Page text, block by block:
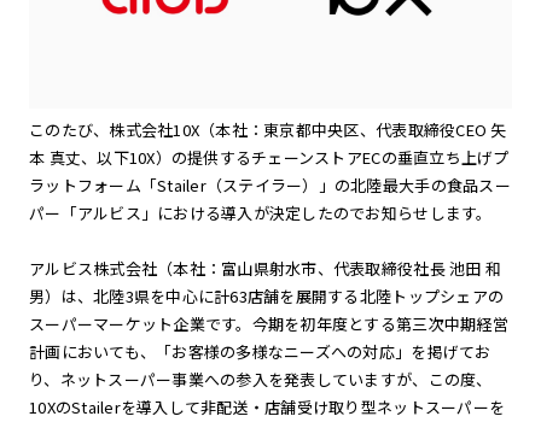
このたび、株式会社10X（本社：東京都中央区、代表取締役CEO 矢
本 真丈、以下10X）の提供するチェーンストアECの垂直立ち上げプ
ラットフォーム「Stailer（ステイラー）」の北陸最大手の食品スー
パー「アルビス」における導入が決定したのでお知らせします。
アルビス株式会社（本社：富山県射水市、代表取締役社長 池田 和
男）は、北陸3県を中心に計63店舗を展開する北陸トップシェアの
スーパーマーケット企業です。今期を初年度とする第三次中期経営
計画においても、「お客様の多様なニーズへの対応」を掲げてお
り、ネットスーパー事業への参入を発表していますが、この度、
10XのStailerを導入して非配送・店舗受け取り型ネットスーパーを